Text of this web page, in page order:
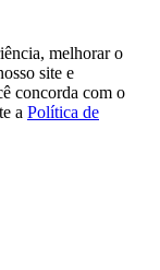
melhorar o
site e
concorda com o
a Política de